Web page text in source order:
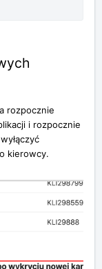
rozpocznie
i rozpocznie
kierowcy.